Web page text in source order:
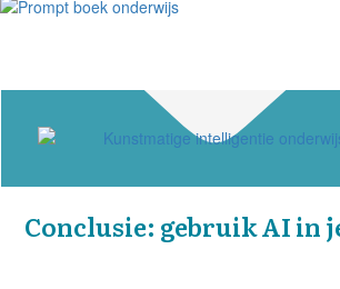
Conclusie: gebruik AI in